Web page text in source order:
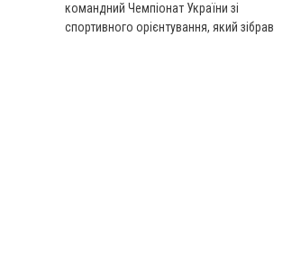
командний Чемпіонат України зі
спортивного орієнтування, який зібрав